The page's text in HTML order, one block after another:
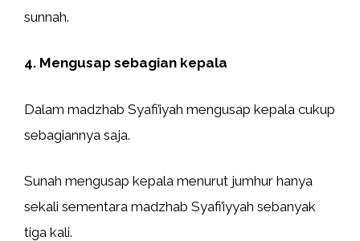
sunnah.
4. Mengusap sebagian kepala
Dalam madzhab Syafi’iyah mengusap kepala cukup
sebagiannya saja.
Sunah mengusap kepala menurut jumhur hanya
sekali sementara madzhab Syafi’iyyah sebanyak
tiga kali.